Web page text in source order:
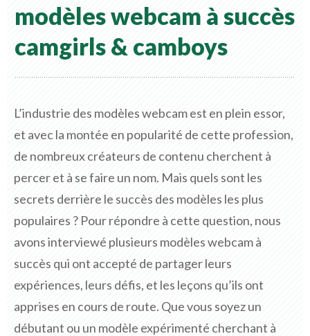
modèles webcam à succès
camgirls & camboys
L’industrie des modèles webcam est en plein essor,
et avec la montée en popularité de cette profession,
de nombreux créateurs de contenu cherchent à
percer et à se faire un nom. Mais quels sont les
secrets derrière le succès des modèles les plus
populaires ? Pour répondre à cette question, nous
avons interviewé plusieurs modèles webcam à
succès qui ont accepté de partager leurs
expériences, leurs défis, et les leçons qu’ils ont
apprises en cours de route. Que vous soyez un
débutant ou un modèle expérimenté cherchant à